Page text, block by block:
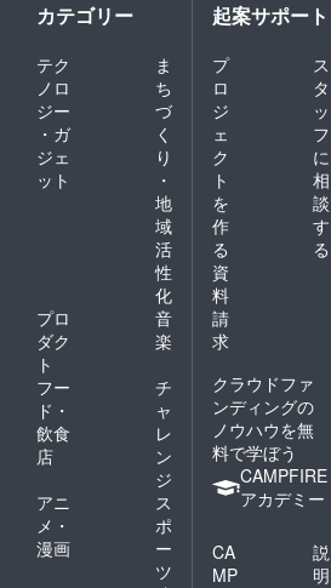
カテゴリー
テク
ノロ
ジー
・ガ
ジェ
ット
ま
ち
づ
く
り
・
地
域
活
性
化
プロ
ダク
ト
音
楽
フー
ド・
飲食
店
チ
ャ
レ
ン
ジ
アニ
メ・
漫画
ス
ポ
ー
ツ
起案サポート
プ
ロ
ジ
ェ
ク
ト
を
作
る
ス
タ
ッ
フ
に
相
談
す
る
資
料
請
求
クラウドファ
ンディングの
ノウハウを無
料で学ぼう
CAMPFIRE
アカデミー
CA
MP
説
明